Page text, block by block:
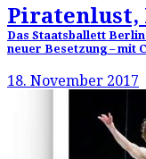
Piratenlust,
Das Staatsballett
neuer Besetzung – mit
18. November 2017